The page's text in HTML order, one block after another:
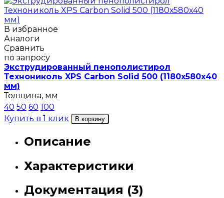
В избранное
Аналоги
Сравнить
по запросу
Экструдированный пенополистирол
Технониколь XPS Carbon Solid 500 (1180х580х40
мм)
Толщина, мм
40 50 60 100
Купить в 1 клик
В корзину
Описание
Характеристики
Документация (3)